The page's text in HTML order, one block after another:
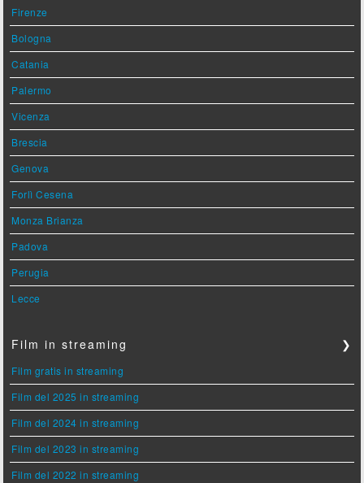
Firenze
Bologna
Catania
Palermo
Vicenza
Brescia
Genova
Forlì Cesena
Monza Brianza
Padova
Perugia
Lecce
Film in streaming ❯
Film gratis in streaming
Film del 2025 in streaming
Film del 2024 in streaming
Film del 2023 in streaming
Film del 2022 in streaming